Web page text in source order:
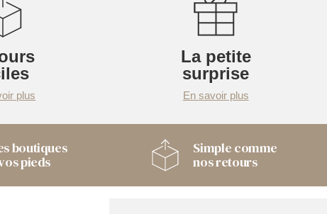
plus
La petite
surprise
En savoir plus
boutiques
pieds
Simple comme
nos retours